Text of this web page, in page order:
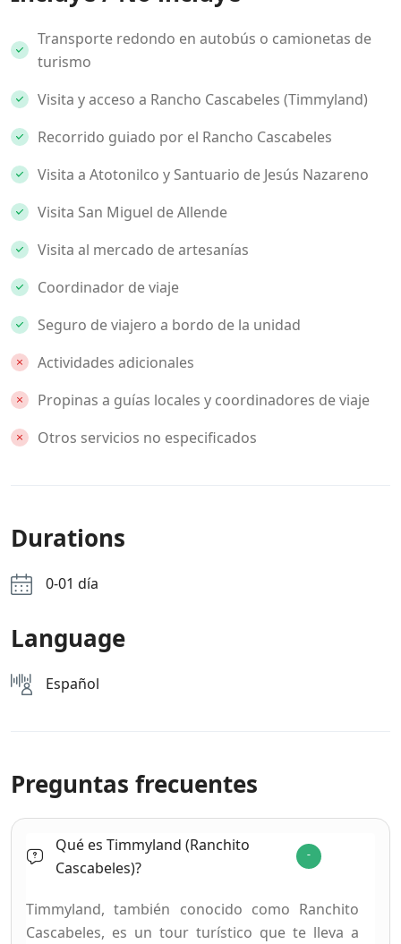
Transporte redondo en autobús o camionetas de
turismo
Visita y acceso a Rancho Cascabeles (Timmyland)
Recorrido guiado por el Rancho Cascabeles
Visita a Atotonilco y Santuario de Jesús Nazareno
Visita San Miguel de Allende
Visita al mercado de artesanías
Coordinador de viaje
Seguro de viajero a bordo de la unidad
Actividades adicionales
Propinas a guías locales y coordinadores de viaje
Otros servicios no especificados
Durations
0-01 día
Language
Español
Preguntas frecuentes
Qué es Timmyland (Ranchito
Cascabeles)?
Timmyland, también conocido como Ranchito
Cascabeles, es un tour turístico que te lleva a